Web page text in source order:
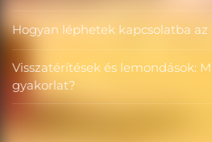
Hogyan léphetek kapcsolatba
Visszatérítések és lemondások:
gyakorlat?